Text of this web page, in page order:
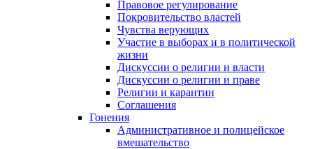
Правовое регулирование
Покровительство властей
Чувства верующих
Участие в выборах и в политической
жизни
Дискуссии о религии и власти
Дискуссии о религии и праве
Религии и карантин
Соглашения
Гонения
Административное и полицейское
вмешательство